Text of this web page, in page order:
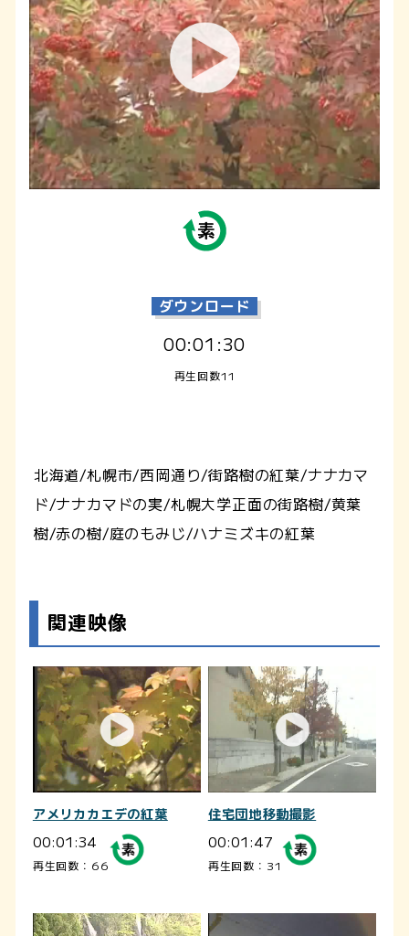
ダウンロード
00:01:30
再生回数11
北海道/札幌市/西岡通り/街路樹の紅葉/ナナカマ
ド/ナナカマドの実/札幌大学正面の街路樹/黄葉
樹/赤の樹/庭のもみじ/ハナミズキの紅葉
関連映像
アメリカカエデの紅葉
00:01:34
再生回数：66
住宅団地移動撮影
00:01:47
再生回数：31